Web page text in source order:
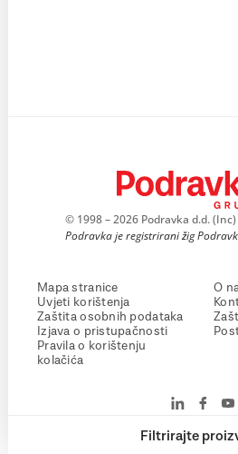
Filtrirajte
© 1998 – 2026 Podravka d.d.
Podravka je registrirani žig
Mapa stranice
Uvjeti korištenja
Zaštita osobnih podataka
Izjava o pristupačnosti
Pravila o korištenju
kolačića
O